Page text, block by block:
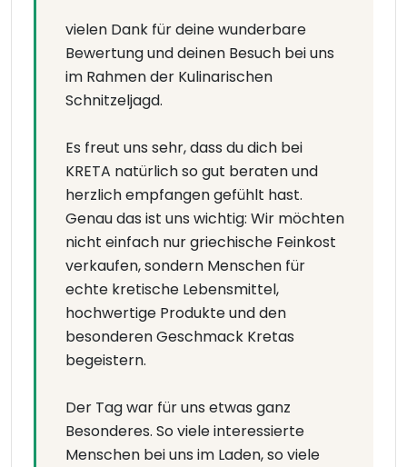
vielen Dank für deine wunderbare
Bewertung und deinen Besuch bei uns
im Rahmen der Kulinarischen
Schnitzeljagd.
Es freut uns sehr, dass du dich bei
KRETA natürlich so gut beraten und
herzlich empfangen gefühlt hast.
Genau das ist uns wichtig: Wir möchten
nicht einfach nur griechische Feinkost
verkaufen, sondern Menschen für
echte kretische Lebensmittel,
hochwertige Produkte und den
besonderen Geschmack Kretas
begeistern.
Der Tag war für uns etwas ganz
Besonderes. So viele interessierte
Menschen bei uns im Laden, so viele